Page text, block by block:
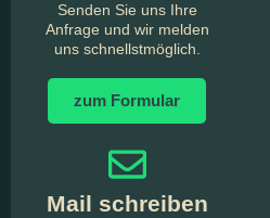
Senden Sie uns Ihre
Anfrage und wir melden
uns schnellstmöglich.
zum Formular
Mail schreiben